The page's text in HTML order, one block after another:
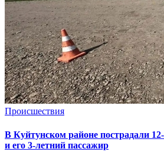
Происшествия
В Куйтунском районе пострадали
и его 3-летний пассажир